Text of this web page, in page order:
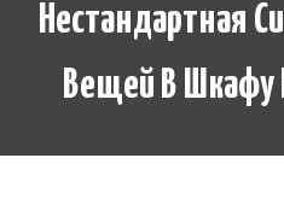
Нестандартная
Вещей В Шкафу